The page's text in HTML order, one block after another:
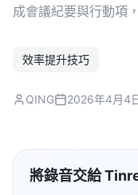
成會議紀要與行動項
效率提升技巧
QING 2026年4月4
將錄音交給